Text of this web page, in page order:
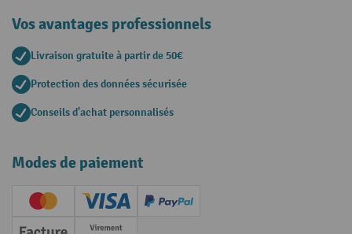
Vos avantages professionnels
Livraison gratuite à partir de 50€
Protection des données sécurisée
Conseils d'achat personnalisés
Modes de paiement
Creditcard (Master)Creditcard (Visa)
PayPal